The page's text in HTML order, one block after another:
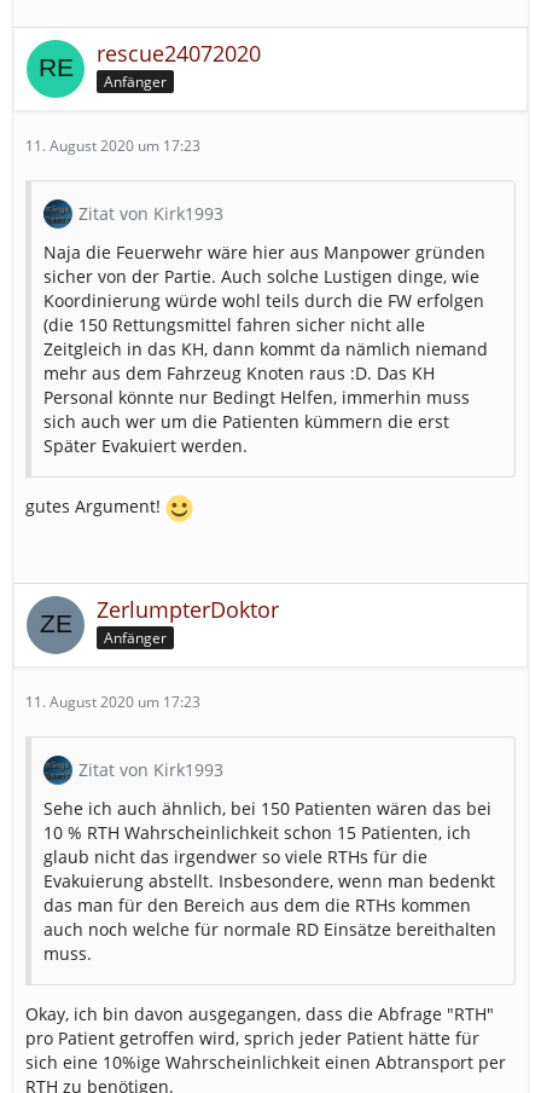
rescue24072020
Anfänger
11. August 2020 um 17:23
Zitat von Kirk1993
Naja die Feuerwehr wäre hier aus Manpower gründen
sicher von der Partie. Auch solche Lustigen dinge, wie
Koordinierung würde wohl teils durch die FW erfolgen
(die 150 Rettungsmittel fahren sicher nicht alle
Zeitgleich in das KH, dann kommt da nämlich niemand
mehr aus dem Fahrzeug Knoten raus :D. Das KH
Personal könnte nur Bedingt Helfen, immerhin muss
sich auch wer um die Patienten kümmern die erst
Später Evakuiert werden.
gutes Argument!
ZerlumpterDoktor
Anfänger
11. August 2020 um 17:23
Zitat von Kirk1993
Sehe ich auch ähnlich, bei 150 Patienten wären das bei
10 % RTH Wahrscheinlichkeit schon 15 Patienten, ich
glaub nicht das irgendwer so viele RTHs für die
Evakuierung abstellt. Insbesondere, wenn man bedenkt
das man für den Bereich aus dem die RTHs kommen
auch noch welche für normale RD Einsätze bereithalten
muss.
Okay, ich bin davon ausgegangen, dass die Abfrage "RTH"
pro Patient getroffen wird, sprich jeder Patient hätte für
sich eine 10%ige Wahrscheinlichkeit einen Abtransport per
RTH zu benötigen.